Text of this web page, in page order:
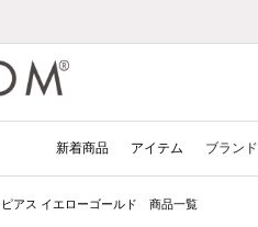
新着商品 アイテム ブランド
ピアス イエローゴールド 商品一覧